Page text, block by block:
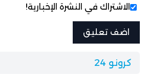
الاشتراك في النشرة الإخبارية!
كرونو 24